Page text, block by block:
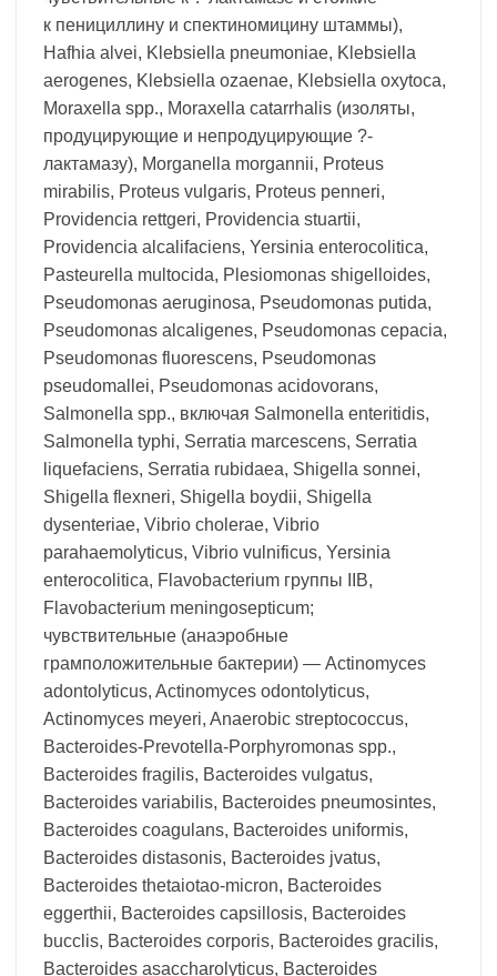
к пенициллину и спектиномицину штаммы),
Hafhia alvei, Klebsiella pneumoniae, Klebsiella
aerogenes, Klebsiella ozaenae, Klebsiella oxytoca,
Moraxella spp., Moraxella catarrhalis (изоляты,
продуцирующие и непродуцирующие ?-
лактамазу), Morganella morgannii, Proteus
mirabilis, Proteus vulgaris, Proteus penneri,
Providencia rettgeri, Providencia stuartii,
Providencia alcalifaciens, Yersinia enterocolitica,
Pasteurella multocida, Plesiomonas shigelloides,
Pseudomonas aeruginosa, Pseudomonas putida,
Pseudomonas alcaligenes, Pseudomonas cepacia,
Pseudomonas fluorescens, Pseudomonas
pseudomallei, Pseudomonas acidovorans,
Salmonella spp., включая Salmonella enteritidis,
Salmonella typhi, Serratia marcescens, Serratia
liquefaciens, Serratia rubidaea, Shigella sonnei,
Shigella flexneri, Shigella boydii, Shigella
dysenteriae, Vibrio cholerae, Vibrio
parahaemolyticus, Vibrio vulnificus, Yersinia
enterocolitica, Flavobacterium группы IIВ,
Flavobacterium meningosepticum;
чувствительные (анаэробные
грамположительные бактерии) — Actinomyces
adontolyticus, Actinomyces odontolyticus,
Actinomyces meyeri, Anaerobic streptococcus,
Bacteroides-Prevotella-Porphyromonas spp.,
Bacteroides fragilis, Bacteroides vulgatus,
Bacteroides variabilis, Bacteroides pneumosintes,
Bacteroides coagulans, Bacteroides uniformis,
Bacteroides distasonis, Bacteroides jvatus,
Bacteroides thetaiotao-micron, Bacteroides
eggerthii, Bacteroides capsillosis, Bacteroides
bucclis, Bacteroides corporis, Bacteroides gracilis,
Bacteroides asaccharolyticus, Bacteroides